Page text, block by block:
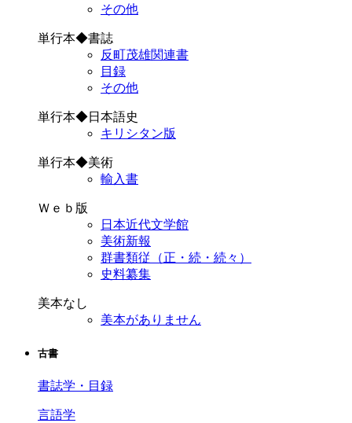
その他
単行本◆書誌
反町茂雄関連書
目録
その他
単行本◆日本語史
キリシタン版
単行本◆美術
輸入書
Ｗｅｂ版
日本近代文学館
美術新報
群書類従（正・続・続々）
史料纂集
美本なし
美本がありません
古書
書誌学・目録
言語学